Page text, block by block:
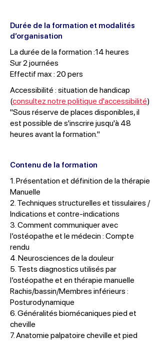
Durée de la formation et modalités
d’organisation
La durée de la formation :14 heures
Sur 2 journées
Effectif max : 20 pers
Accessibilité : situation de handicap
(consultez notre politique d'accessibilité)
"Sous réserve de places disponibles, il
est possible de s'inscrire jusqu'à 48
heures avant la formation."
Contenu de la formation
1. Présentation et définition de la thérapie
Manuelle
2. Techniques structurelles et tissulaires /
Indications et contre-indications
3. Comment communiquer avec
l’ostéopathe et le médecin : Compte
rendu
4. Neurosciences de la douleur
5. Tests diagnostics utilisés par
l’ostéopathe et en thérapie manuelle
Rachis/bassin/Membres inférieurs :
Posturodynamique
6. Généralités biomécaniques pied et
cheville
7. Anatomie palpatoire cheville et pied